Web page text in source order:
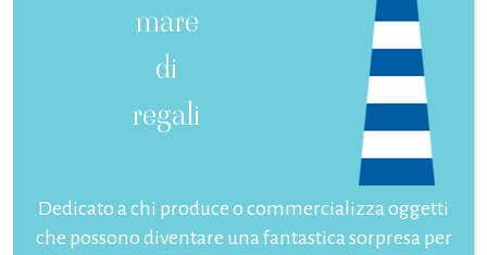
mare
di
regali
Dedicato a chi produce o commercializza oggetti
che possono diventare una fantastica sorpresa per